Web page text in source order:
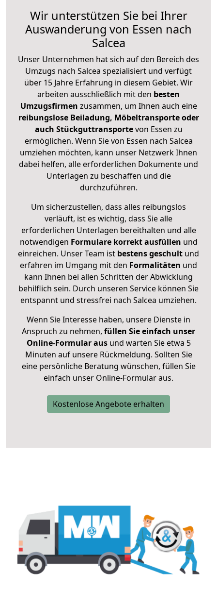
Wir unterstützen Sie bei Ihrer
Auswanderung von Essen nach
Salcea
Unser Unternehmen hat sich auf den Bereich des
Umzugs nach Salcea spezialisiert und verfügt
über 15 Jahre Erfahrung in diesem Gebiet. Wir
arbeiten ausschließlich mit den besten
Umzugsfirmen zusammen, um Ihnen auch eine
reibungslose Beiladung, Möbeltransporte oder
auch Stückguttransportevon Essen zu
ermöglichen. Wenn Sie von Essen nach Salcea
umziehen möchten, kann unser Netzwerk Ihnen
dabei helfen, alle erforderlichen Dokumente und
Unterlagen zu beschaffen und die
durchzuführen.
Um sicherzustellen, dass alles reibungslos
verläuft, ist es wichtig, dass Sie alle
erforderlichen Unterlagen bereithalten und alle
notwendigen Formulare korrekt ausfüllen und
einreichen. Unser Team ist bestens geschult und
erfahren im Umgang mit den Formalitäten und
kann Ihnen bei allen Schritten der Abwicklung
behilflich sein. Durch unseren Service können Sie
entspannt und stressfrei nach Salcea umziehen.
Wenn Sie Interesse haben, unsere Dienste in
Anspruch zu nehmen, füllen Sie einfach unser
Online-Formular ausund warten Sie etwa 5
Minuten auf unsere Rückmeldung. Sollten Sie
eine persönliche Beratung wünschen, füllen Sie
einfach unser Online-Formular aus.
Kostenlose Angebote erhalten